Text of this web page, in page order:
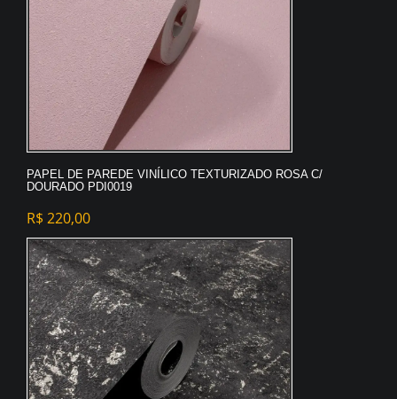
PAPEL DE PAREDE VINÍLICO TEXTURIZADO ROSA C/
DOURADO PDI0019
R$ 220,00